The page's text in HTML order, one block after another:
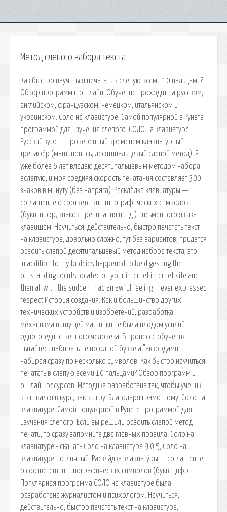
Метод слепого набора текста
Как быстро научиться печатать в слепую всеми 10 пальцами?
Обзор программ и он-лайн. Обучение проходит на русском,
английском, французском, немецком, итальянском и
украинском. Соло на клавиатуре. Самой популярной в Рунете
программой для изучения слепого. СОЛО на клавиатуре.
Русский курс — проверенный временем клавиатурный
тренажёр (машинопись, десятипальцевый слепой метод). Я
уже более 6 лет владею десятипальцевым методом набора
вслепую, и моя средняя скорость печатания составляет 300
знаков в минуту (без напряга). Раскла́дка клавиату́ры —
соглашение о соответствии типографических символов
(букв, цифр, знаков препинания и т. д.) письменного языка
клавишам. Научиться, действительно, быстро печатать текст
на клавиатуре, довольно сложно, тут без вариантов, придется
освоить слепой десятипальцевый метод набора текста, это. I
in addition to my buddies happened to be digesting the
outstanding points located on your internet internet site and
then all with the sudden I had an awful feeling I never expressed
respect История создания. Как и большинство других
технических устройств и изобретений, разработка
механизма пишущей машинки не была плодом усилий
одного-единственного человека. В процессе обучения
пытайтесь набирать не по одной букве а "аккордами" -
набирая сразу по несколько символов. Как быстро научиться
печатать в слепую всеми 10 пальцами? Обзор программ и
он-лайн ресурсов. Методика разработана так, чтобы ученик
втягивался в курс, как в игру. Благодаря грамотному. Соло на
клавиатуре. Самой популярной в Рунете программой для
изучения слепого. Если вы решили освоить слепой метод
печати, то сразу запомните два главных правила. Соло на
клавиатуре - скачать Соло на клавиатуре 9.0.5, Соло на
клавиатуре - отличный. Раскла́дка клавиату́ры — соглашение
о соответствии типографических символов (букв, цифр.
Популярная программа СОЛО на клавиатуре была
разработана журналистом и психологом. Научиться,
действительно, быстро печатать текст на клавиатуре,